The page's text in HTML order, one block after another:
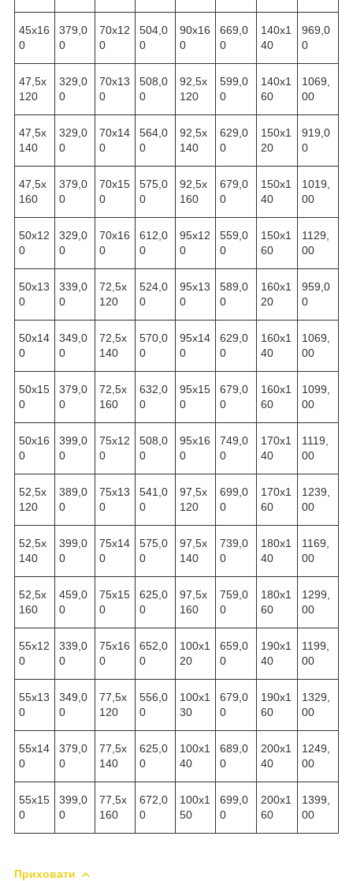
45х16
0
379,0
0
70х12
0
504,0
0
90х16
0
669,0
0
140х1
40
969,0
0
47,5х
120
329,0
0
70х13
0
508,0
0
92,5х
120
599,0
0
140х1
60
1069,
00
47,5х
140
329,0
0
70х14
0
564,0
0
92,5х
140
629,0
0
150х1
20
919,0
0
47,5х
160
379,0
0
70х15
0
575,0
0
92,5х
160
679,0
0
150х1
40
1019,
00
50х12
0
329,0
0
70х16
0
612,0
0
95х12
0
559,0
0
150х1
60
1129,
00
50х13
0
339,0
0
72,5х
120
524,0
0
95х13
0
589,0
0
160х1
20
959,0
0
50х14
0
349,0
0
72,5х
140
570,0
0
95х14
0
629,0
0
160х1
40
1069,
00
50х15
0
379,0
0
72,5х
160
632,0
0
95х15
0
679,0
0
160х1
60
1099,
00
50х16
0
399,0
0
75х12
0
508,0
0
95х16
0
749,0
0
170х1
40
1119,
00
52,5х
120
389,0
0
75х13
0
541,0
0
97,5х
120
699,0
0
170х1
60
1239,
00
52,5х
140
399,0
0
75х14
0
575,0
0
97,5х
140
739,0
0
180х1
40
1169,
00
52,5х
160
459,0
0
75х15
0
625,0
0
97,5х
160
759,0
0
180х1
60
1299,
00
55х12
0
339,0
0
75х16
0
652,0
0
100х1
20
659,0
0
190х1
40
1199,
00
55х13
0
349,0
0
77,5х
120
556,0
0
100х1
30
679,0
0
190х1
60
1329,
00
55х14
0
379,0
0
77,5х
140
625,0
0
100х1
40
689,0
0
200х1
40
1249,
00
55х15
0
399,0
0
77,5х
160
672,0
0
100х1
50
699,0
0
200х1
60
1399,
00
Приховати